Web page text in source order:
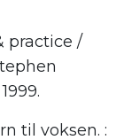
practice /
til voksen. :